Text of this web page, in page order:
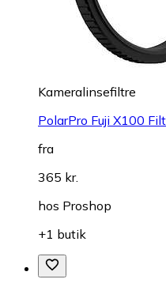
Kameralinsefiltre
PolarPro Fuji X100
fra
365 kr.
hos Proshop
+1 butik